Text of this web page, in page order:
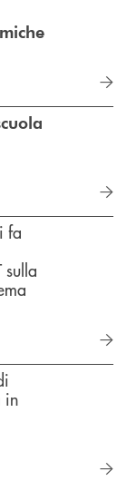
fa
in